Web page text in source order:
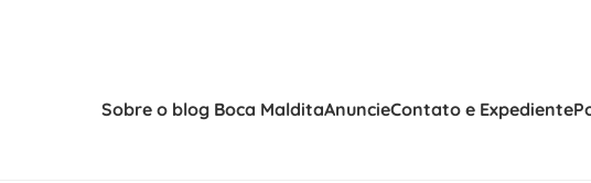
Sobre o blog Boca MalditaAnuncieContato e Expediente